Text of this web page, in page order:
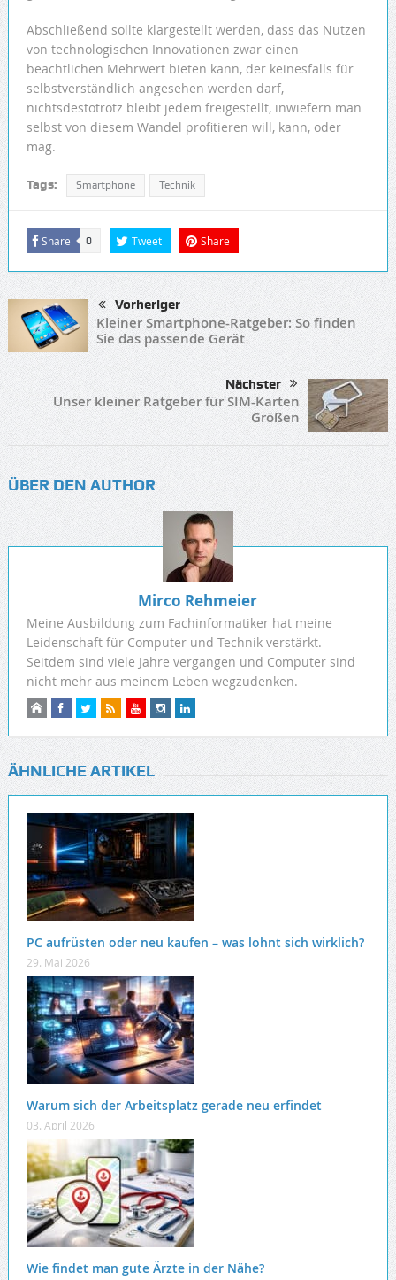
Abschließend sollte klargestellt werden, dass das Nutzen
von technologischen Innovationen zwar einen
beachtlichen Mehrwert bieten kann, der keinesfalls für
selbstverständlich angesehen werden darf,
nichtsdestotrotz bleibt jedem freigestellt, inwiefern man
selbst von diesem Wandel profitieren will, kann, oder
mag.
Tags: Smartphone Technik
Share 0 Tweet Share
Vorheriger
Kleiner Smartphone-Ratgeber: So finden
Sie das passende Gerät
Nächster
Unser kleiner Ratgeber für SIM-Karten
Größen
ÜBER DEN AUTHOR
Mirco Rehmeier
Meine Ausbildung zum Fachinformatiker hat meine
Leidenschaft für Computer und Technik verstärkt.
Seitdem sind viele Jahre vergangen und Computer sind
nicht mehr aus meinem Leben wegzudenken.
ÄHNLICHE ARTIKEL
PC aufrüsten oder neu kaufen – was lohnt sich wirklich?
29. Mai 2026
Warum sich der Arbeitsplatz gerade neu erfindet
03. April 2026
Wie findet man gute Ärzte in der Nähe?